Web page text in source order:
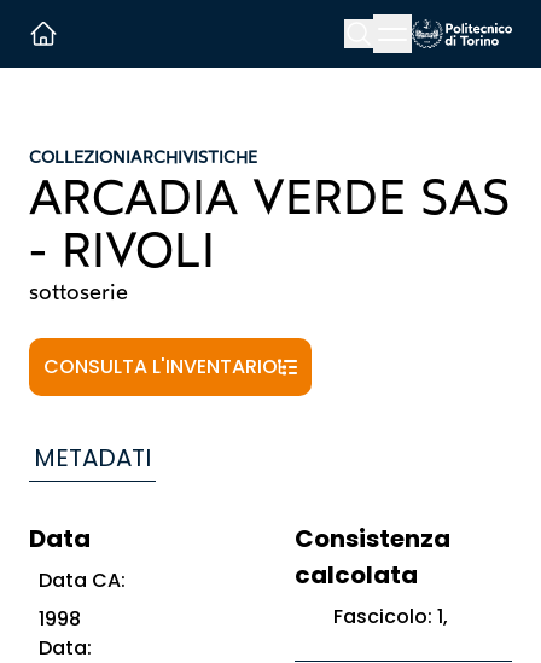
Menu button
COLLEZIONIARCHIVISTICHE
ARCADIA VERDE SAS
- RIVOLI
sottoserie
CONSULTA L'INVENTARIO
METADATI
Data
Data CA:
1998
Data:
Consistenza
calcolata
Fascicolo: 1,